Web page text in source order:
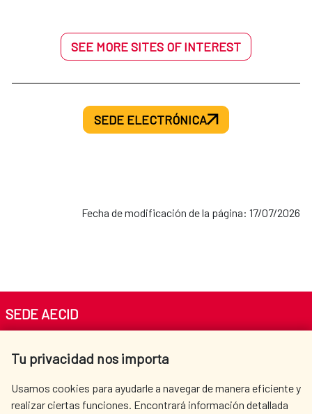
SEE MORE SITES OF INTEREST
SEDE ELECTRÓNICA
Fecha de modificación de la página: 17/07/2026
Tu privacidad nos importa
Usamos cookies para ayudarle a navegar de manera eficiente y
realizar ciertas funciones. Encontrará información detallada
SEDE AECID
Tel. +34 900 20 30 54​​​​​​​